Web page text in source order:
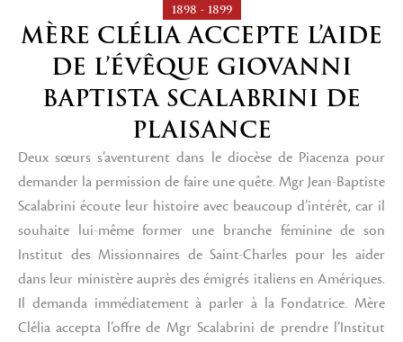
1898 - 1899
MÈRE CLÉLIA ACCEPTE L’AIDE
DE L’ÉVÊQUE GIOVANNI
BAPTISTA SCALABRINI DE
PLAISANCE
Deux sœurs s’aventurent dans le diocèse de Piacenza pour
demander la permission de faire une quête. Mgr Jean-Baptiste
Scalabrini écoute leur histoire avec beaucoup d’intérêt, car il
souhaite lui-même former une branche féminine de son
Institut des Missionnaires de Saint-Charles pour les aider
dans leur ministère auprès des émigrés italiens en Amériques.
Il demanda immédiatement à parler à la Fondatrice. Mère
Clélia accepta l’offre de Mgr Scalabrini de prendre l’Institut